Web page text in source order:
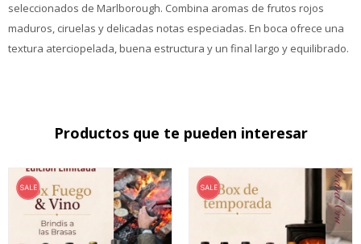
seleccionados de Marlborough. Combina aromas de frutos rojos
maduros, ciruelas y delicadas notas especiadas. En boca ofrece una
textura aterciopelada, buena estructura y un final largo y equilibrado.
Productos que te pueden interesar